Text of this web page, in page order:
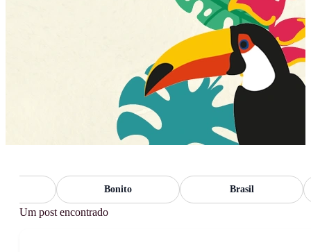
Bonito Brasil
Um post encontrado